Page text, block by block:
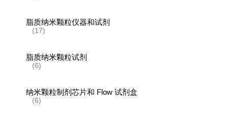
脂质纳米颗粒仪器和试剂
(17)
脂质纳米颗粒试剂
(6)
纳米颗粒制剂芯片和 Flow 试剂盒
(6)